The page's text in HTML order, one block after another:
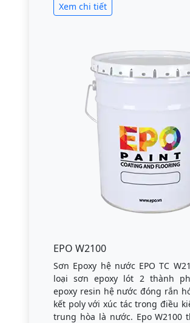
Xem chi tiết
EPO W2100
Sơn Epoxy hệ nước EPO TC
loại sơn epoxy lót 2 thành
epoxy resin hệ nước đóng rắn
kết poly với xúc tác trong điều
trung hòa là nước. Epo W2100